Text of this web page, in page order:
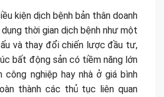
kiện dịch bệnh bản thân doanh
thời gian dịch bệnh như một
và thay đổi chiến lược đầu tư,
bất động sản có tiềm năng lớn
công nghiệp hay nhà ở giá bình
thành các thủ tục liên quan